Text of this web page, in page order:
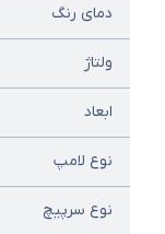
دمای رنگ
ولتاژ
ابعاد
نوع لامپ
نوع سرپیچ